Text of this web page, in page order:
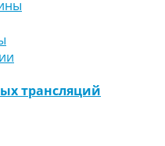
трансляций